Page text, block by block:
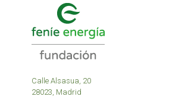
Calle Alsasua, 20
28023, Madrid